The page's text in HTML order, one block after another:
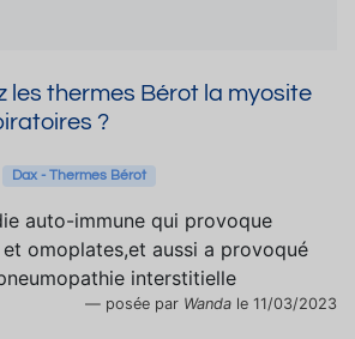
les thermes Bérot la myosite
?
Dax - Thermes Bérot
auto-immune qui provoque
omoplates,et aussi a provoqué
interstitielle
posée par Wanda le 11/03/2023